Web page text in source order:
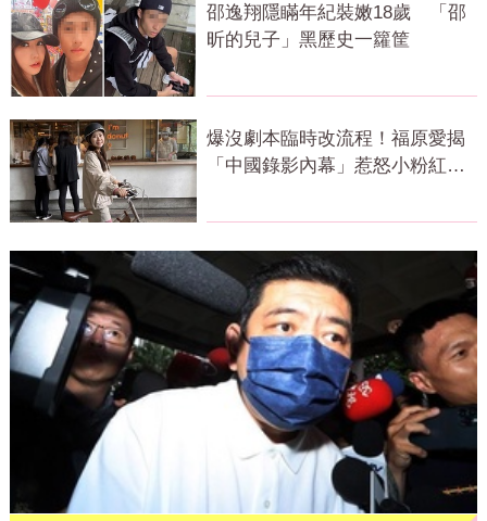
邵逸翔隱瞞年紀裝嫩18歲 「邵
昕的兒子」黑歷史一籮筐
爆沒劇本臨時改流程！福原愛揭
「中國錄影內幕」惹怒小粉紅：